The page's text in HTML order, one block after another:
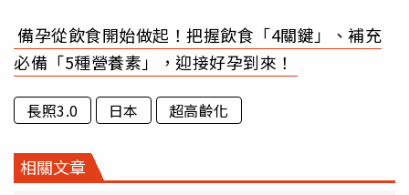
備孕從飲食開始做起！把握飲食「4關鍵」、補充
必備「5種營養素」，迎接好孕到來！
長照3.0 日本 超高齡化
相關文章